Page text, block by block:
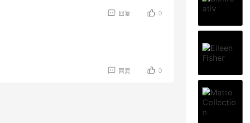
回复 0
回复 0